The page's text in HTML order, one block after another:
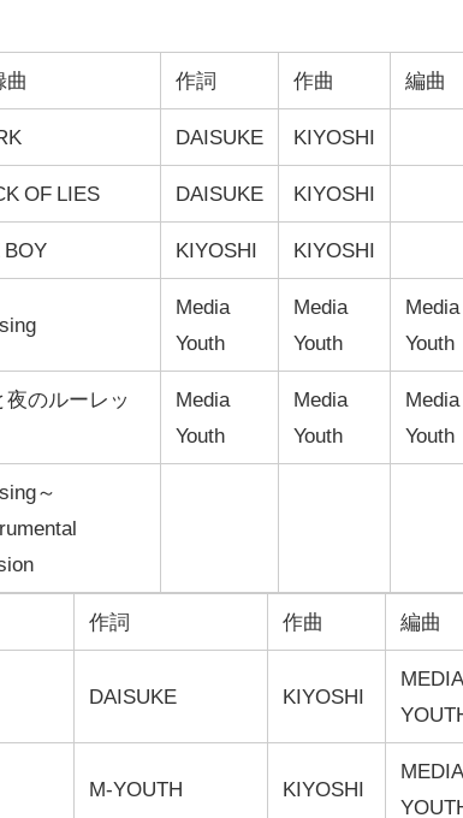
曲 作詞 作曲 編曲
DAISUKE KIYOSHI
OF LIES DAISUKE KIYOSHI
BOY KIYOSHI KIYOSHI
Media
Youth
Media
Youth
Media
Youth
夜のルーレッ
Media
Youth
Media
Youth
Media
Youth
～
作詞 作曲 編曲
DAISUKE KIYOSHI
M-YOUTH KIYOSHI